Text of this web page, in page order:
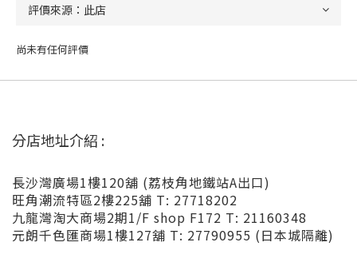
尚未有任何評價
分店地址介紹 :
長沙灣廣場1樓120舖 (荔枝角地鐵站A出口)
旺角潮流特區2樓225舖 T: 27718202
九龍灣淘大商場2期1/F shop F172 T: 21160348
元朗千色匯商場1樓127舖 T: 27790955 (日本城隔離)